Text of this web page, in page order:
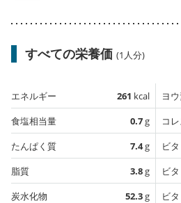
すべての栄養価 (1人分)
エネルギー 261 kcal
食塩相当量
0.7g
たんぱく質
7.4g
脂質
3.8g
炭水化物
52.3g
ヨ
コ
ビ
ビ
ビ